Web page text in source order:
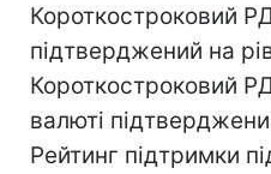
Короткостроковий
підтверджений на
Короткостроковий
валюті
Рейтинг підтримки